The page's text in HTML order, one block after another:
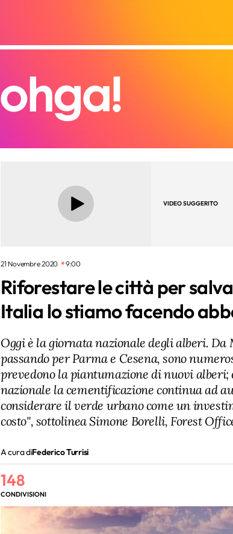
VIDEO SUGGERITO
21 Novembre 2020 9:00
Riforestare le città per
Italia lo stiamo facendo
Oggi è la giornata nazionale degli alberi. Da
passando per Parma e Cesena, sono
prevedono la piantumazione di nuovi alberi;
nazionale la cementificazione continua ad
considerare il verde urbano come un
costo", sottolinea Simone Borelli, Forest
A cura diFederico Turrisi
148
CONDIVISIONI